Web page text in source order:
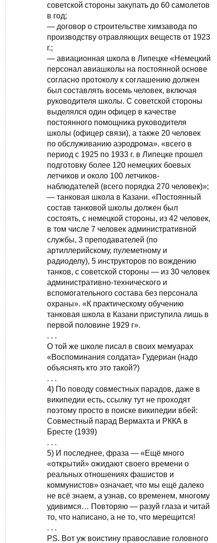
советской стороны закупать до 60 самолетов
в год;
— договор о строительстве химзавода по
производству отравляющих веществ от 1923
г.;
— авиационная школа в Липецке «Немецкий
персонал авиашколы на постоянной основе
согласно протоколу к соглашению должен
был составлять восемь человек, включая
руководителя школы. С советской стороны
выделялся один офицер в качестве
постоянного помощника руководителя
школы (офицер связи), а также 20 человек
по обслуживанию аэродрома». «всего в
период с 1925 по 1933 г. в Липецке прошел
подготовку более 120 немецких боевых
летчиков и около 100 летчиков-
наблюдателей (всего порядка 270 человек)»;
— танковая школа в Казани. «Постоянный
состав танковой школы должен был
состоять, с немецкой стороны, из 42 человек,
в том числе 7 человек административной
службы, 3 преподавателей (по
артиллерийскому, пулеметному и
радиоделу), 5 инструкторов по вождению
танков, с советской стороны — из 30 человек
административно-технического и
вспомогательного состава без персонала
охраны». «К практическому обучению
танковая школа в Казани приступила лишь в
первой половине 1929 г».
. . .
О той же школе писал в своих мемуарах
«Воспоминания солдата» Гудериан (надо
объяснять кто это такой?)
. . .
4) По поводу совместных парадов, даже в
википедии есть, ссылку тут не проходят
поэтому просто в поиске википедии вбей:
Совместный парад Вермахта и РККА в
Бресте (1939)
. . .
5) И последнее, фраза — «Ещё много
«открытий» ожидают своего времени о
реальных отношениях фашистов и
коммунистов» означает, что мы ещё далеко
не всё знаем, а узнав, со временем, многому
удивимся… Повторяю — разуй глаза и читай
то, что написано, а не то, что мерещится!
. . .
PS. Вот уж воистину православие головного